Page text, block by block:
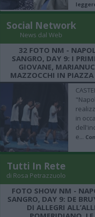
Social Network
News dal Web
32 FOTO NM -
SANGRO, DAY 9: I
GIOVANE,
MAZZOCCHI IN PIAZZA
in
e...
Tutti In Rete
di Rosa Petrazzuolo
FOTO SHOW NM -
SANGRO, DAY 9: DE
DI ALLEGRI